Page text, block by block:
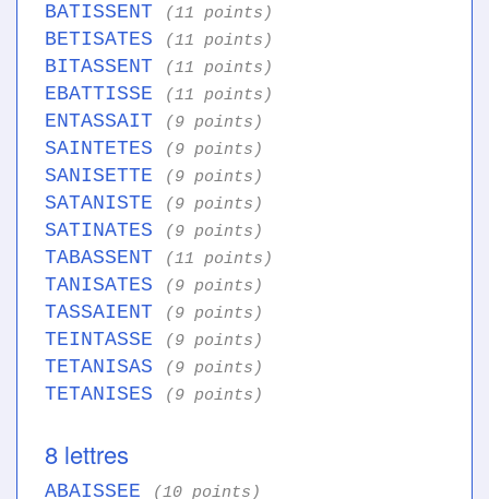
BATISSENT (11 points)
BETISATES (11 points)
BITASSENT (11 points)
EBATTISSE (11 points)
ENTASSAIT (9 points)
SAINTETES (9 points)
SANISETTE (9 points)
SATANISTE (9 points)
SATINATES (9 points)
TABASSENT (11 points)
TANISATES (9 points)
TASSAIENT (9 points)
TEINTASSE (9 points)
TETANISAS (9 points)
TETANISES (9 points)
8 lettres
ABAISSEE (10 points)